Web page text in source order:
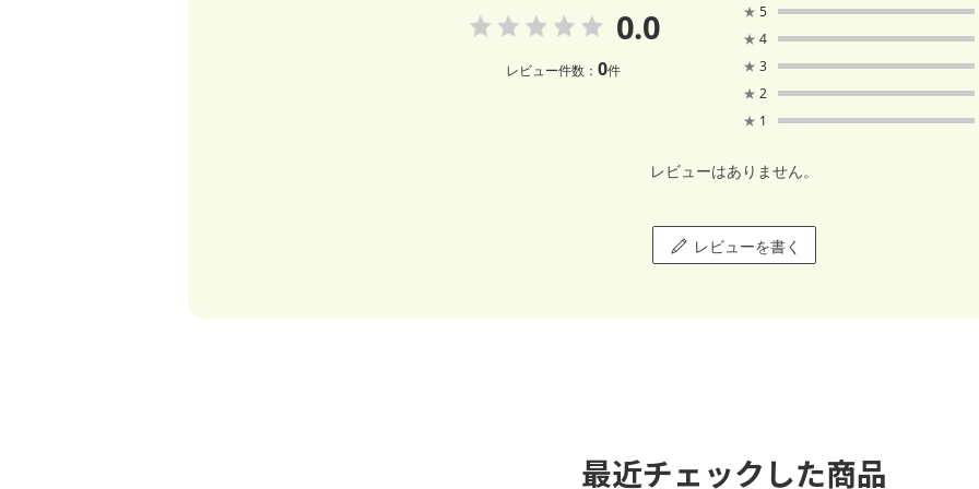
0.0
レビュー件数： 0件
★ 5
★ 4
★ 3
★ 2
★ 1
レビューはありません。
レビューを書く
最近チェックした商品